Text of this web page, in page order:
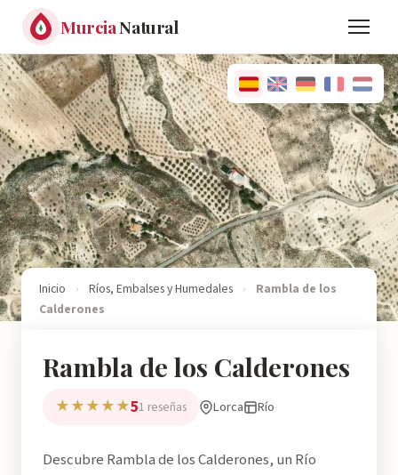
MurciaNatural
Inicio › Ríos, Embalses y Humedales ›
Rambla de los
Calderones
Rambla de los Calderones
★★★★★51 reseñas Lorca Río
Descubre Rambla de los Calderones, un Río